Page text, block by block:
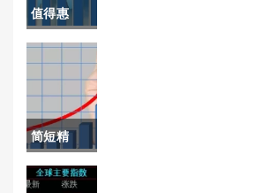
金融投资
与挑战
值得惠
存！商品
期货喊单
论坛(国内
商品期货
喊单直播
简短精
辟！嘉兴